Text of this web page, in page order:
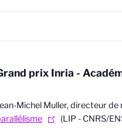
prix Inria -
Michel Muller, directeur de
(LIP - CNRS/